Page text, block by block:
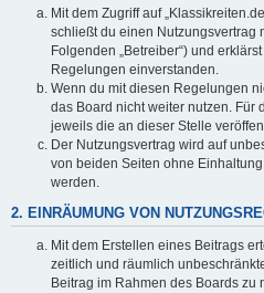
Mit dem Zugriff auf
schließt du einen Nutzungsvertrag
Folgenden „Betreiber“) und
Regelungen einverstanden.
Wenn du mit diesen Regelungen
das Board nicht weiter nutzen. Für
jeweils die an dieser Stelle
Der Nutzungsvertrag wird auf
von beiden Seiten ohne
werden.
2. EINRÄUMUNG VON
Mit dem Erstellen eines Beitrags
zeitlich und räumlich
Beitrag im Rahmen des Boards zu